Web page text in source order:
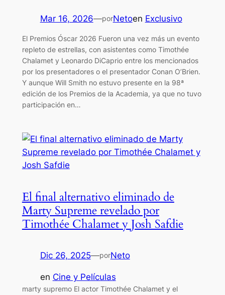
Mar 16, 2026—porNetoen Exclusivo
El Premios Óscar 2026 Fueron una vez más un evento
repleto de estrellas, con asistentes como Timothée
Chalamet y Leonardo DiCaprio entre los mencionados
por los presentadores o el presentador Conan O’Brien.
Y aunque Will Smith no estuvo presente en la 98ª
edición de los Premios de la Academia, ya que no tuvo
participación en…
El final alternativo eliminado de
Marty Supreme revelado por
Timothée Chalamet y Josh Safdie
Dic 26, 2025—porNeto
en Cine y Películas
marty supremo El actor Timothée Chalamet y el